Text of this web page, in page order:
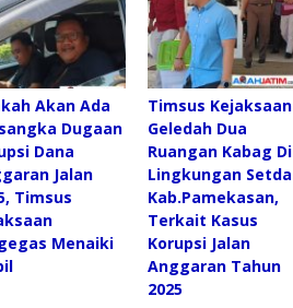
Akan Ada
Dugaan
Dana
Jalan
Timsus
Menaiki
Timsus Kejaksaan
Geledah Dua
Ruangan Kabag Di
Lingkungan Setda
Kab.Pamekasan,
Terkait Kasus
Korupsi Jalan
Anggaran Tahun
2025